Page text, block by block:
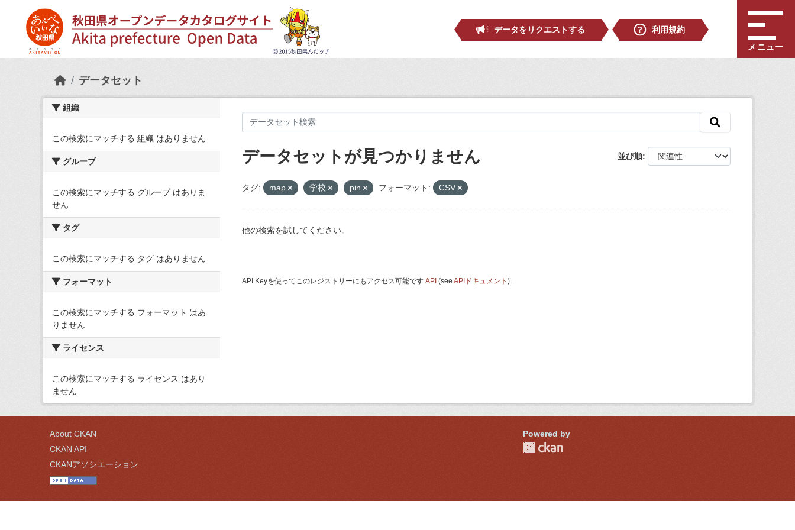
データをリクエストする
利用規約
メニュー
データセット
組織
この検索にマッチする 組織 はありません
グループ
この検索にマッチする グループ はありま
せん
タグ
この検索にマッチする タグ はありません
フォーマット
この検索にマッチする フォーマット はあ
りません
ライセンス
この検索にマッチする ライセンス はあり
ません
並び順
データセットが見つかりません
タグ: map 学校 pin フォーマット: CSV
他の検索を試してください。
API Keyを使ってこのレジストリーにもアクセス可能です API (see APIドキュメント ).
About CKAN
CKAN API
CKANアソシエーション
Powered by